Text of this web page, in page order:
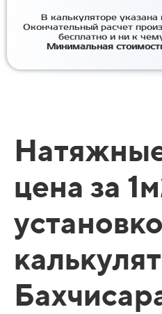
В калькуляторе указана
Окончательный расчет
бесплатно и ни к
Минимальная
цена за